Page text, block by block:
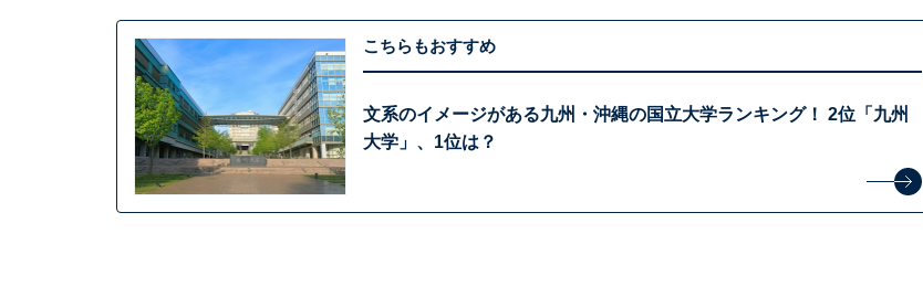
こちらもおすすめ
文系のイメージがある九州・沖縄の国立大学ランキング！ 2位「九州
大学」、1位は？